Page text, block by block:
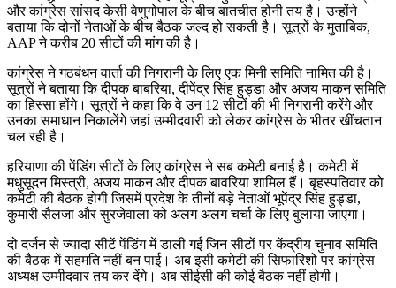
और कांग्रेस सांसद केसी वेणुगोपाल के बीच बातचीत होनी तय है। उन्होंने
बताया कि दोनों नेताओं के बीच बैठक जल्द हो सकती है। सूत्रों के मुताबिक,
AAP ने करीब 20 सीटों की मांग की है।
कांग्रेस ने गठबंधन वार्ता की निगरानी के लिए एक मिनी समिति नामित की है।
सूत्रों ने बताया कि दीपक बाबरिया, दीपेंद्र सिंह हुड्डा और अजय माकन समिति
का हिस्सा होंगे। सूत्रों ने कहा कि वे उन 12 सीटों की भी निगरानी करेंगे और
उनका समाधान निकालेंगे जहां उम्मीदवारी को लेकर कांग्रेस के भीतर खींचतान
चल रही है।
हरियाणा की पेंडिंग सीटों के लिए कांग्रेस ने सब कमेटी बनाई है। कमेटी में
मधुसूदन मिस्त्री, अजय माकन और दीपक बावरिया शामिल हैं। बृहस्पतिवार को
कमेटी की बैठक होगी जिसमें प्रदेश के तीनों बड़े नेताओं भूपेंद्र सिंह हुड्डा,
कुमारी सैलजा और सुरजेवाला को अलग अलग चर्चा के लिए बुलाया जाएगा।
दो दर्जन से ज्यादा सीटें पेंडिंग में डाली गईं जिन सीटों पर केंद्रीय चुनाव समिति
की बैठक में सहमति नहीं बन पाई। अब इसी कमेटी की सिफारिशों पर कांग्रेस
अध्यक्ष उम्मीदवार तय कर देंगे। अब सीईसी की कोई बैठक नहीं होगी।